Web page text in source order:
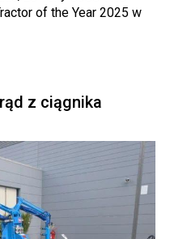
of the Year 2025 w
z ciągnika